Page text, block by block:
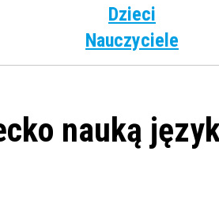
Dzieci
Nauczyciele
nauką